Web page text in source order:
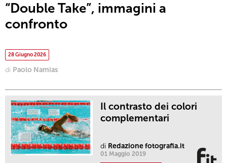
“Double Take”, immagini a
confronto
28 Giugno 2026
di Paolo Namias
Il contrasto dei colori
complementari
di Redazione fotografia.it
01 Maggio 2019